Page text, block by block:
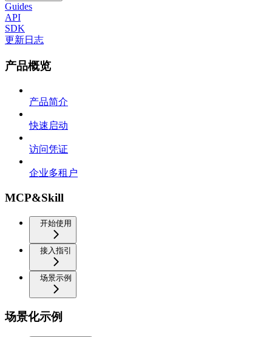
Guides
API
SDK
更新日志
产品概览
产品简介
快速启动
访问凭证
企业多租户
MCP&Skill
开始使用
接入指引
场景示例
场景化示例